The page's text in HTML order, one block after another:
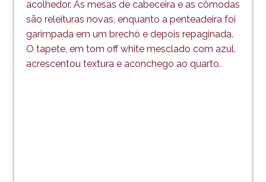
acolhedor. As mesas de cabeceira e as cômodas
são releituras novas, enquanto a penteadeira foi
garimpada em um brechó e depois repaginada.
O tapete, em tom off white mesclado com azul,
acrescentou textura e aconchego ao quarto.